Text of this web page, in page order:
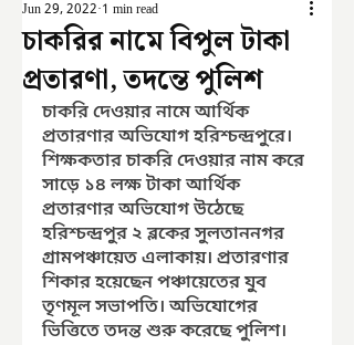
চাকরির নামে বিপুল টাকা
প্রতারণা, তদন্তে পুলিশ
Jun 29, 2022 1 min read
চাকরি দেওয়ার নামে আর্থিক
প্রতারণার অভিযোগ হরিশ্চন্দ্রপুরে।
শিক্ষকতার চাকরি দেওয়ার নাম করে
সাড়ে ১৪ লক্ষ টাকা আর্থিক
প্রতারণার অভিযোগ উঠেছে
হরিশ্চন্দ্রপুর ২ ব্লকের সুলতাননগর
গ্রামপঞ্চায়েত এলাকায়। প্রতারণার
শিকার হয়েছেন পঞ্চায়েতের যুব
তৃণমূল সভাপতি। অভিযোগের
ভিত্তিতে তদন্ত শুরু করেছে পুলিশ।